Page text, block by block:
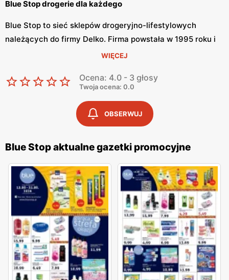
Blue Stop drogerie dla każdego
Blue Stop to sieć sklepów drogeryjno-lifestylowych
należących do firmy Delko. Firma powstała w 1995 roku i
od tego czasu zapewnienia komfort i wysoką jakość dla
szeroką ofertę produktową, lecz również różnego rodzaju
usługi. Drogerie Blue Stop są praktycznie w każdym
Blue Stop szeroka oferta handlowa
Blue Stop oferuje różnego rodzaju produkty typowe dla
sklepów drogeryjnych. W sklepach sieci można znaleźć
kosmetyki marek własnych, takich jak Filip, Oskar,
Delikato, Teak, Delko Professional i wielu innych. W sklepie
są również produkty z oferty chemii domowej, takie jak
proszek do prania, płyn do naczyń lub kapsułki do
zmywarki.
Blue Stop gazetki promocyjne i okazje
Blue Stop posiada własne gazetki promocyjne, które
WIĘCEJ
Ocena: 4.0 - 3 głosy
Twoja ocena: 0.0
OBSERWUJ
Blue Stop aktualne gazetki promocyjne